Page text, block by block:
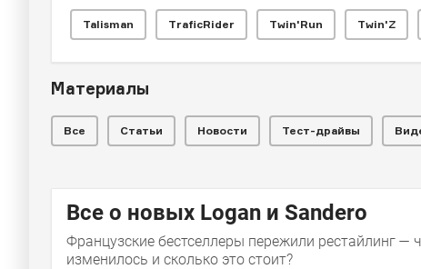
Talisman TraficRider Twin'Run Twin'Z
Материалы
Все Статьи Новости Тест-драйвы
Бюджетные
не смогли
Какие бюджетные автомобили пытались
Все о новых Logan и Sandero
Французские бестселлеры пережили рестайлинг —
изменилось и сколько это стоит?